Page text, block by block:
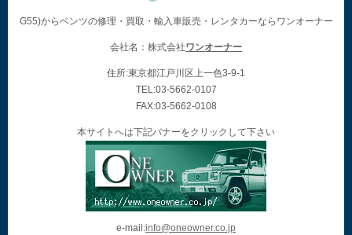
G55)からベンツの修理・買取・輸入車販売・レンタカーならワンオーナー
会社名：株式会社ワンオーナー
住所:東京都江戸川区上一色3-9-1
TEL:03-5662-0107
FAX:03-5662-0108
本サイトへは下記バナーをクリックして下さい
e-mail:info@oneowner.co.jp